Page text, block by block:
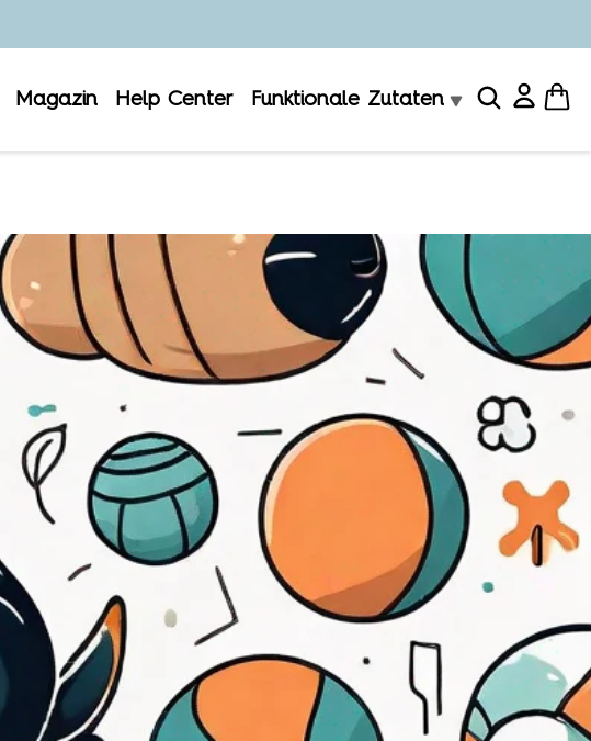
Magazin Help Center Funktionale Zutaten